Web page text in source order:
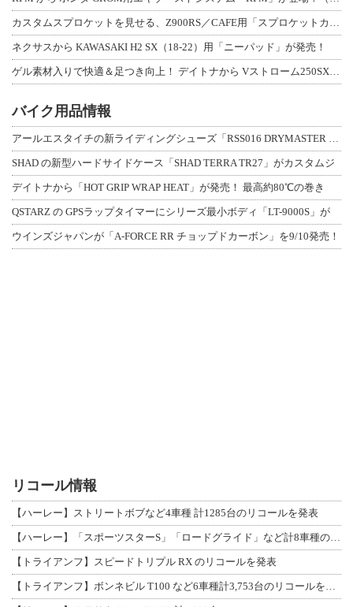
カスタムスプロケットを見せる、Z900RS／CAFE用「スプロケットカバーフルキ
ネクサスから KAWASAKI H2 SX（18-22）用「ニーパッド」が発売！
ゲル素材入りで快適＆足つき向上！ デイトナから Vストローム250SX用「快適ロ
バイク用品情報
アールエスタイチの新ライディングシューズ「RSS016 DRYMASTER スト
SHAD の新型ハードサイドケース「SHAD TERRA TR27」がカスタムジ
デイトナから「HOT GRIP WRAP HEAT」が発売！ 最高約80℃の巻き
QSTARZ の GPSラップタイマーにシリーズ最小ボディ「LT-9000S」が
ウインズジャパンが「A-FORCE RR チョップドカーボン」を9/10発売！
リコール情報
【ハーレー】ストリートボブなど4車種 計1285台のリコールを発表
【ハーレー】「スポーツスターS」「ロードグライド」など計8車種のリコールを発表
【トライアンフ】スピードトリプル RX のリコールを発表
【トライアンフ】ボンネビル T100 など6車種計3,753台のリコールを発表